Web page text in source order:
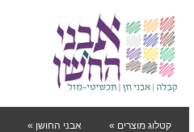
קטלוג מוצרים » אבני החושן »